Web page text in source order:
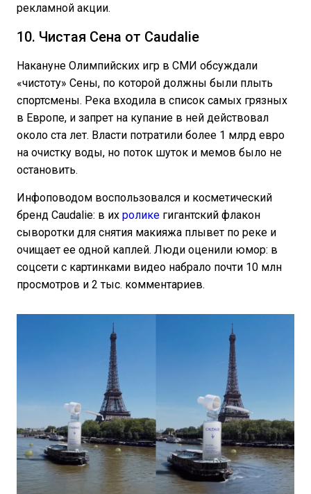
рекламной акции.
10. Чистая Сена от Caudalie
Накануне Олимпийских игр в СМИ обсуждали
«чистоту» Сены, по которой должны были плыть
спортсмены. Река входила в список самых грязных
в Европе, и запрет на купание в ней действовал
около ста лет. Власти потратили более 1 млрд евро
на очистку воды, но поток шуток и мемов было не
остановить.
Инфоповодом воспользовался и косметический
бренд Caudalie: в их ролике гигантский флакон
сыворотки для снятия макияжа плывет по реке и
очищает ее одной каплей. Люди оценили юмор: в
соцсети с картинками видео набрало почти 10 млн
просмотров и 2 тыс. комментариев.